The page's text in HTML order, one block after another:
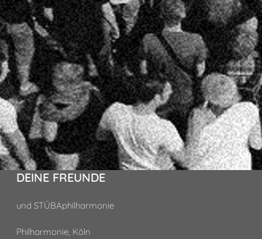
DEINE FREUNDE
und STÜBAphilharmonie
Philharmonie, Köln